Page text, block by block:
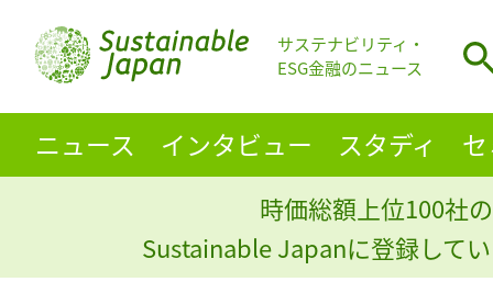
サステナビリティ・
ESG金融のニュース
ニュース インタビュー スタディ
時価総額上位100社
Sustainable Japanに登録して